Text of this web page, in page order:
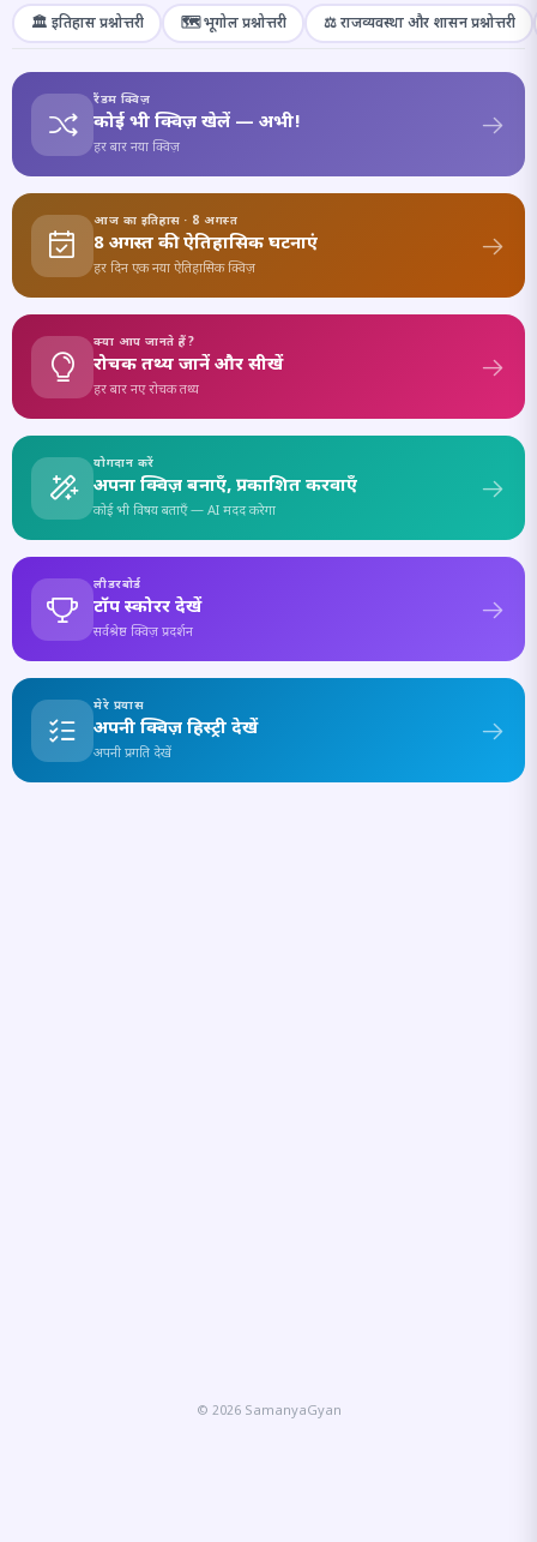
🏛️ इतिहास प्रश्नोत्तरी 🗺️ भूगोल प्रश्नोत्तरी ⚖️ राजव्यवस्था और शासन प्रश्नोत्तरी
रैंडम क्विज़
कोई भी क्विज़ खेलें — अभी!
हर बार नया क्विज़
आज का इतिहास · 8 अगस्त
8 अगस्त की ऐतिहासिक घटनाएं
हर दिन एक नया ऐतिहासिक क्विज़
क्या आप जानते हैं?
रोचक तथ्य जानें और सीखें
हर बार नए रोचक तथ्य
योगदान करें
अपना क्विज़ बनाएँ, प्रकाशित करवाएँ
कोई भी विषय बताएँ — AI मदद करेगा
लीडरबोर्ड
टॉप स्कोरर देखें
सर्वश्रेष्ठ क्विज़ प्रदर्शन
मेरे प्रयास
अपनी क्विज़ हिस्ट्री देखें
अपनी प्रगति देखें
© 2026 SamanyaGyan